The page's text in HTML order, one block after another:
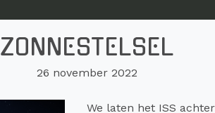
ZONNESTELSEL
26 november 2022
We laten het ISS